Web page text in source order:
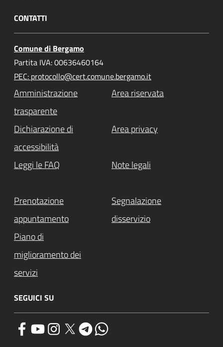
CONTATTI
Comune di Bergamo
Partita IVA: 00636460164
PEC: protocollo@cert.comune.bergamo.it
Amministrazione
trasparente
Area riservata
Dichiarazione di
accessibilità
Area privacy
Leggi le FAQ Note legali
Prenotazione
appuntamento
Segnalazione
disservizio
Piano di
miglioramento dei
servizi
SEGUICI SU